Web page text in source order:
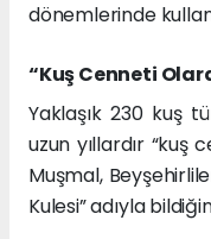
dönemlerinde
“Kuş Cenneti
Yaklaşık 230 kuş
uzun yıllardır “kuş
Muşmal,
Kulesi” adıyla